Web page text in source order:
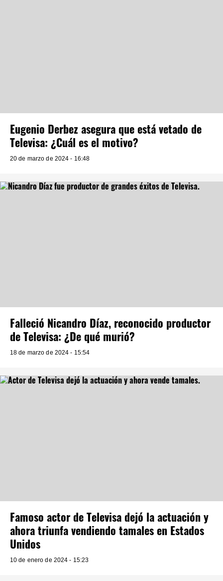
Eugenio Derbez asegura que está vetado de
Televisa: ¿Cuál es el motivo?
20 de marzo de 2024 - 16:48
Falleció Nicandro Díaz, reconocido productor
de Televisa: ¿De qué murió?
18 de marzo de 2024 - 15:54
Famoso actor de Televisa dejó la actuación y
ahora triunfa vendiendo tamales en Estados
Unidos
10 de enero de 2024 - 15:23